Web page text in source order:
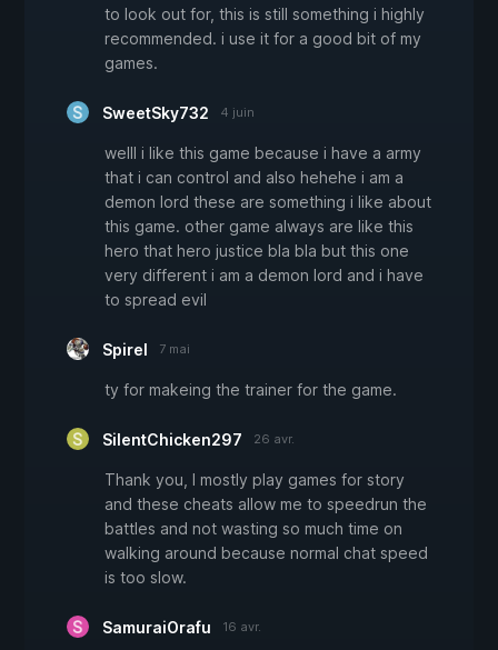
to look out for, this is still something i highly
recommended. i use it for a good bit of my
games.
SweetSky732 4 juin
welll i like this game because i have a army
that i can control and also hehehe i am a
demon lord these are something i like about
this game. other game always are like this
hero that hero justice bla bla but this one
very different i am a demon lord and i have
to spread evil
Spirel 7 mai
ty for makeing the trainer for the game.
SilentChicken297 26 avr.
Thank you, I mostly play games for story
and these cheats allow me to speedrun the
battles and not wasting so much time on
walking around because normal chat speed
is too slow.
SamuraiOrafu 16 avr.